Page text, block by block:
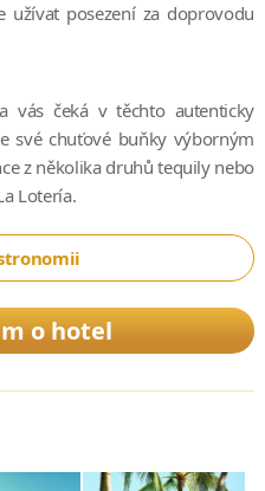
užívat posezení za doprovodu
vás čeká v těchto autenticky
své chuťové buňky výborným
z několika druhů tequily nebo
Lotería.
o hotel